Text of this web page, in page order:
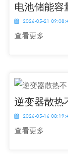
电池储能容
2026-05-21
查看更多
逆变器散热
2026-05-16
查看更多